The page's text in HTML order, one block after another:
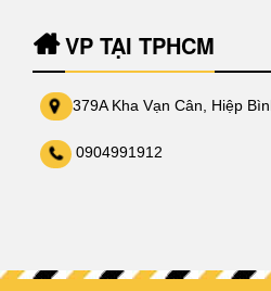
VP TẠI TPHCM
379A Kha Vạn Cân, Hiệp
0904991912